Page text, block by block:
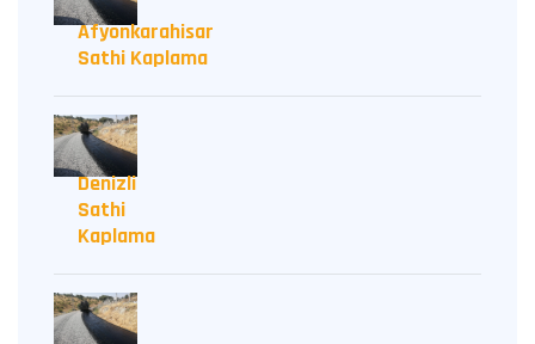
Afyonkarahisar
Sathi Kaplama
Denizli
Sathi
Kaplama